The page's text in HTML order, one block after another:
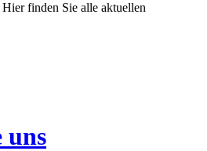
finden Sie alle aktuellen
uns